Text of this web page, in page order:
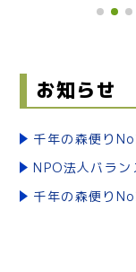
お知らせ
千年の森便り
NPO法人バラ
千年の森便り